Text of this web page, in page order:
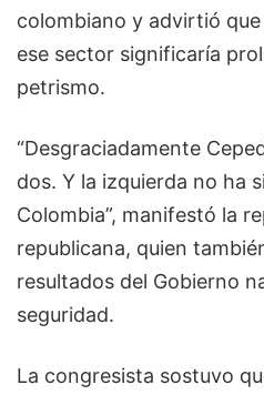
colombiano y advirtió
ese sector significaría
petrismo.
“Desgraciadamente
dos. Y la izquierda no ha
Colombia”, manifestó la
republicana, quien
resultados del Gobierno
seguridad.
La congresista sostuvo